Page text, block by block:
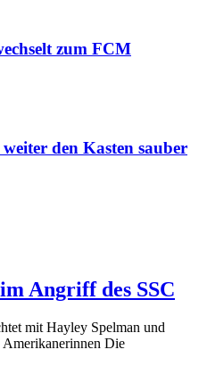
zum FCM
den Kasten sauber
Angriff des SSC
mit Hayley Spelman und
Die